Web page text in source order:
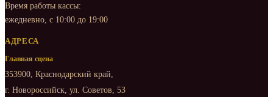
Время работы кассы:
ежедневно, с 10:00 до 19:00
АДРЕСА
Главная сцена
353900, Краснодарский край,
г. Новороссийск, ул. Советов, 53